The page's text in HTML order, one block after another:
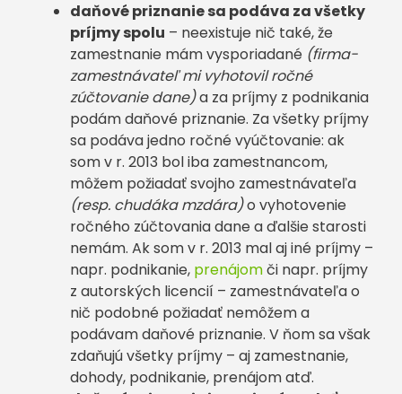
daňové priznanie sa podáva za všetky
príjmy spolu – neexistuje nič také, že
zamestnanie mám vysporiadané (firma-
zamestnávateľ mi vyhotovil ročné
zúčtovanie dane)a za príjmy z podnikania
podám daňové priznanie. Za všetky príjmy
sa podáva jedno ročné vyúčtovanie: ak
som v r. 2013 bol iba zamestnancom,
môžem požiadať svojho zamestnávateľa
(resp. chudáka mzdára)o vyhotovenie
ročného zúčtovania dane a ďalšie starosti
nemám. Ak som v r. 2013 mal aj iné príjmy –
napr. podnikanie, prenájomči napr. príjmy
z autorských licencií – zamestnávateľa o
nič podobné požiadať nemôžem a
podávam daňové priznanie. V ňom sa však
zdaňujú všetky príjmy – aj zamestnanie,
dohody, podnikanie, prenájom atď.